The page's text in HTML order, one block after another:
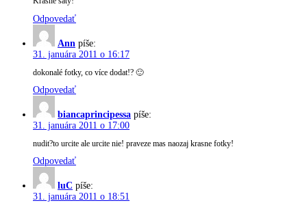
Odpovedať
Ann píše:
31. januára 2011 o 16:17
dokonalé fotky, co více dodat!? 🙂
Odpovedať
biancaprincipessa píše:
31. januára 2011 o 17:00
nudit?to urcite ale urcite nie! praveze mas naozaj krasne fotky!
Odpovedať
luC píše:
31. januára 2011 o 18:51